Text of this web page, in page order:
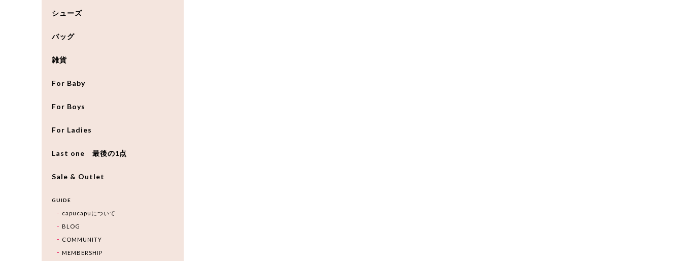
シューズ
バッグ
雑貨
For Baby
For Boys
For Ladies
Last one 最後の1点
Sale & Outlet
GUIDE
capucapuについて
BLOG
COMMUNITY
MEMBERSHIP